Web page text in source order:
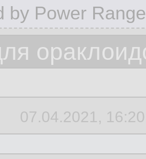
by Power
07.04.2021, 16:20